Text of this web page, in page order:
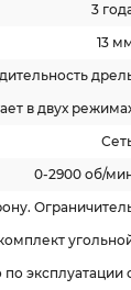
3
13
в двух
0-2900 об/
эксплуатации